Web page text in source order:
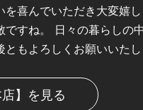
喜んでいただき大変嬉し
すね。 日々の暮らしの
もよろしくお願いいたし
】を見る